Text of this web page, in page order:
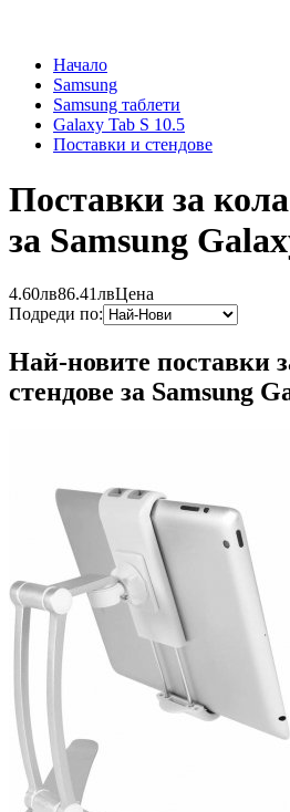
Начало
Samsung
Samsung таблети
Galaxy Tab S 10.5
Поставки и стендове
Поставки за
за Samsung
4.60лв86.41лвЦена
Подреди по:
Най-новите поставки
стендове за Samsung